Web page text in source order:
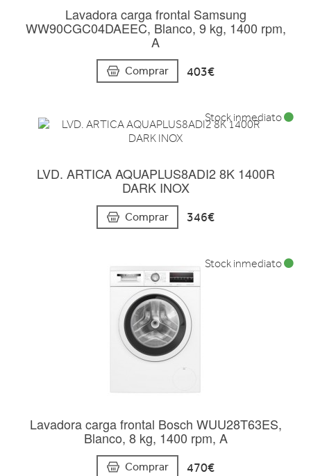
Lavadora carga frontal Samsung
WW90CGC04DAEEC, Blanco, 9 kg, 1400 rpm,
A
Comprar 403€
LVD. ARTICA AQUAPLUS8ADI2 8K 1400R
DARK INOX
Comprar 346€
Stock inmediato
Lavadora carga frontal Bosch WUU28T63ES,
Blanco, 8 kg, 1400 rpm, A
Comprar 470€
Stock inmediato